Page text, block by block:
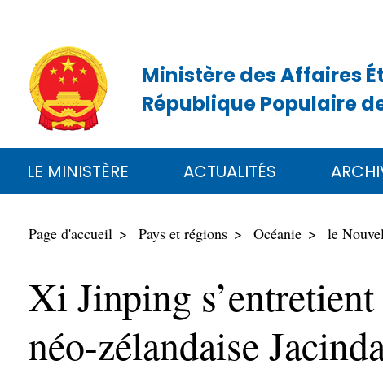
Ministère des Affaires
République Populaire
LE MINISTÈRE ACTUALITÉS
Page d'accueil Pays et régions Océanie le
Xi Jinping
néo-zélandaise